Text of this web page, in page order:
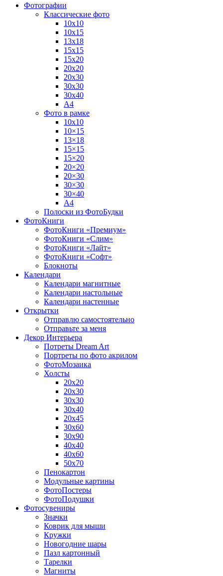
Фотографии
Классические фото
10х10
10х15
13х18
15х15
15х20
20х20
20х30
30х30
30х40
А4
Фото в рамке
10х10
10×15
13×18
15×15
15×20
20×20
20×30
30×30
30×40
A4
Полоски из ФотоБудки
ФотоКниги
ФотоКниги «Премиум»
ФотоКниги «Слим»
ФотоКниги «Лайт»
ФотоКниги «Софт»
Блокноты
Календари
Календари магнитные
Календари настольные
Календари настенные
Открытки
Отправлю самостоятельно
Отправьте за меня
Декор Интерьера
Потреты Dream Art
Портреты по фото акрилом
ФотоМозаика
Холсты
20х20
20х30
30х30
30х40
20х45
30х60
30х90
40х40
40х60
50х70
Пенокартон
Модульные картины
ФотоПостеры
ФотоПодушки
Фотоcувениры
Значки
Коврик для мыши
Кружки
Новогодние шары
Пазл картонный
Тарелки
Магниты